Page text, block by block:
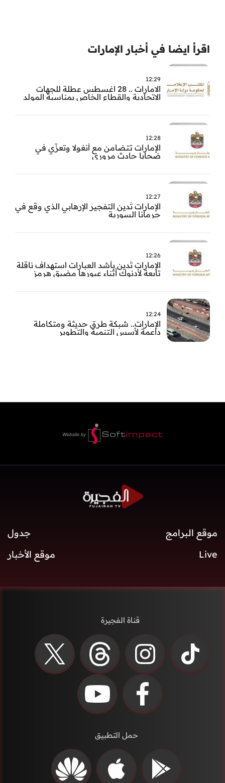
اقرأ ايضا في أخبار الإمارات
12:29
الامارات .. 28 اغسطس عطلة للجهات
الاتحادية والقطاع الخاص بمناسبة المولد
12:28
الإمارات تتضامن مع أنغولا وتعزّي في
ضحايا حادث مروري
12:27
الإمارات تُدين التفجير الإرهابي الذي وقع في
جرمانا السورية
12:26
الإمارات تُدين بأشد العبارات استهداف ناقلة
تابعة لأدنوك أثناء عبورها مضيق هرمز
12:24
الإمارات.. شبكة طرق حديثة ومتكاملة
داعمة لأسس التنمية والتطوير
موقع البرامج
جدول
Live
موقع الأخبار
قناة الفجيرة
حمل التطبيق